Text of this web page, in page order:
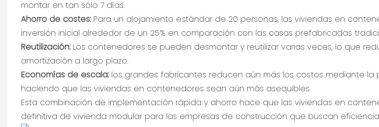
montar en tan sólo 7 días.
Ahorro de costes:Para un alojamiento estándar de 20 personas, las viviendas en
inversión inicial alrededor de un 25% en comparación con las casas prefabricadas
Reutilización:Los contenedores se pueden desmontar y reutilizar varias veces, lo que
amortización a largo plazo.
Economías de escala:los grandes fabricantes reducen aún más los costos mediante la
haciendo que las viviendas en contenedores sean aún más asequibles.
Esta combinación de implementación rápida y ahorro hace que las viviendas en
definitiva de vivienda modular para las empresas de construcción que buscan